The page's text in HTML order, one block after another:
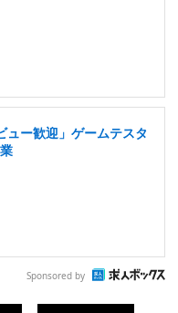
ュー歓迎」ゲームテスタ
Sponsored by